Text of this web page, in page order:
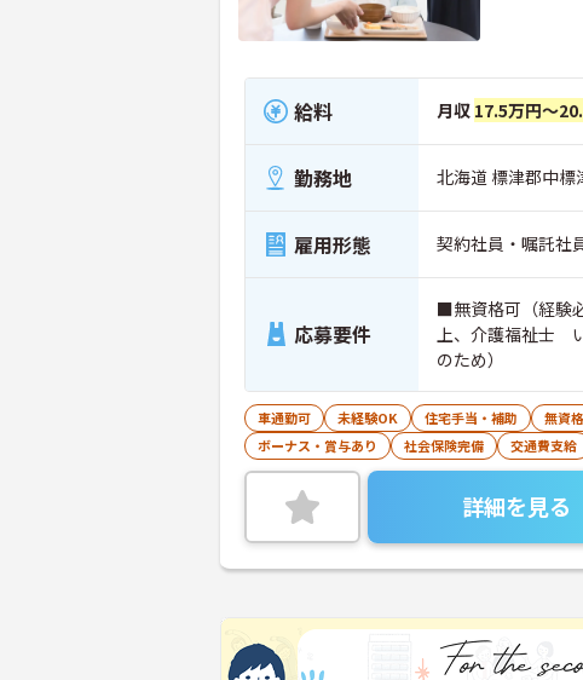
給料 月収 17.5万円～
勤務地 北海道 標津郡中
雇用形態 契約社員・嘱託社
応募要件
■無資格可（経験
上、介護福祉士
のため）
車通勤可 未経験OK 住宅手当・補助 無資
ボーナス・賞与あり
社会保険完備 交通費支給
詳細を見る